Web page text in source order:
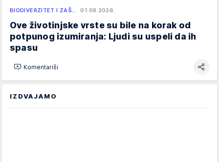
BIODIVERZITET I ZAŠ… 01.08.2026.
Ove životinjske vrste su bile na korak od
potpunog izumiranja: Ljudi su uspeli da ih
spasu
Komentariši
IZDVAJAMO